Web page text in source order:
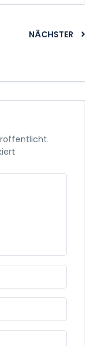
NÄCHSTER